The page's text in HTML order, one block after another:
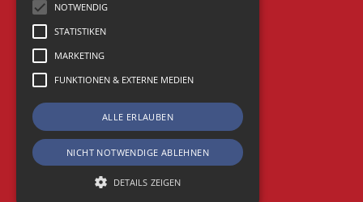
NOTWENDIG
STATISTIKEN
MARKETING
FUNKTIONEN & EXTERNE MEDIEN
ALLE ERLAUBEN
NICHT NOTWENDIGE ABLEHNEN
DETAILS ZEIGEN